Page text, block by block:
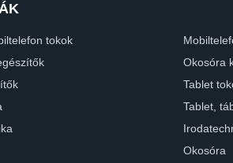
tokok
Okosóra
Tablet
Tablet,
Okosóra